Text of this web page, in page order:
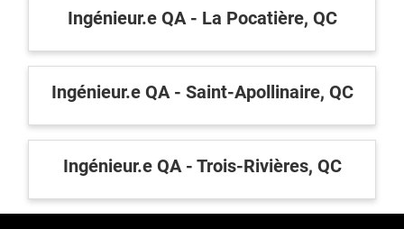
Ingénieur.e QA - La Pocatière, QC
Ingénieur.e QA - Saint-Apollinaire, QC
Ingénieur.e QA - Trois-Rivières, QC